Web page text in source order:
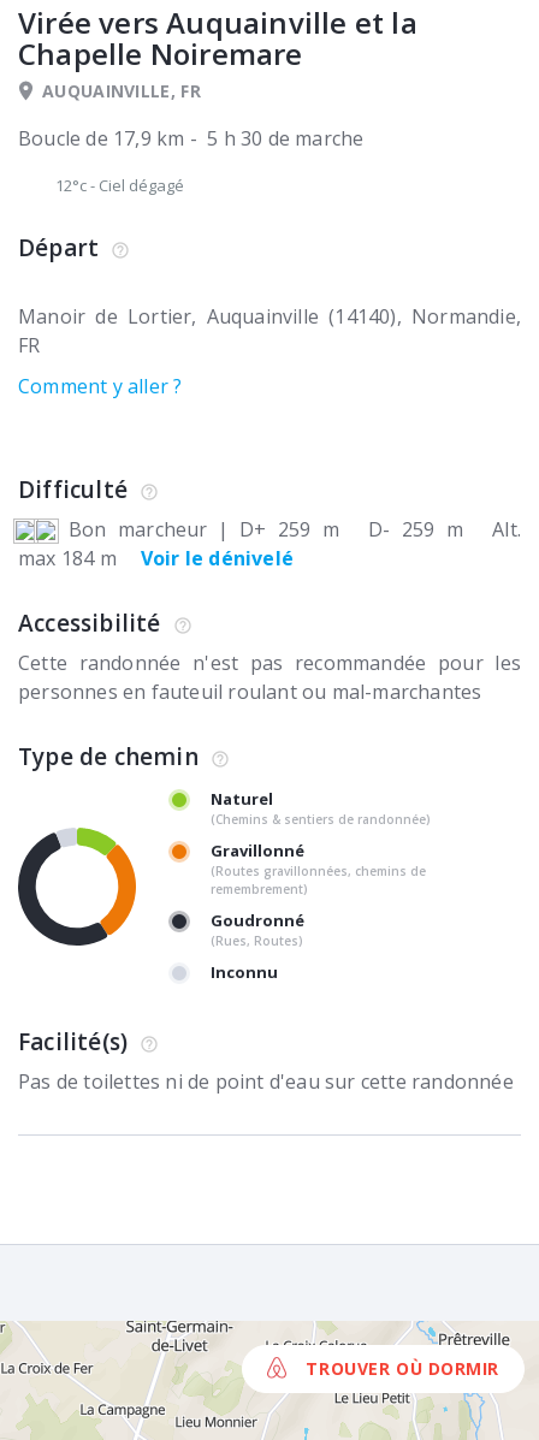
Virée vers Auquainville et la
Chapelle Noiremare
AUQUAINVILLE, FR
Boucle de 17,9 km - 5 h 30 de marche
12°c- Ciel dégagé
Départ
Manoir de Lortier Auquainville (14140)
Normandie
FR
Comment y aller ?
Difficulté
Bon marcheur | D+ 259 m D- 259 m
Alt.
max 184 m
Voir le dénivelé
Accessibilité
Cette randonnée n'est pas recommandée pour les
personnes en fauteuil roulant ou mal-marchantes
Type de chemin
Naturel
(Chemins & sentiers de randonnée)
Gravillonné
(Routes gravillonnées, chemins de
remembrement)
Goudronné
(Rues, Routes)
Inconnu
Facilité(s)
Pas de toilettes ni de point d'eau sur cette randonnée
TROUVER OÙ DORMIR